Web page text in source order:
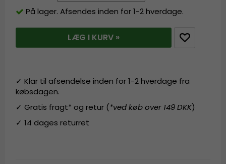
På lager. Afsendes inden for 1-2 hverdage.
LÆG I KURV »
✓ Klar til afsendelse inden for 1-2 hverdage fra
købsdagen.
✓ Gratis fragt* og retur (*ved køb over 149 DKK)
✓ 14 dages returret